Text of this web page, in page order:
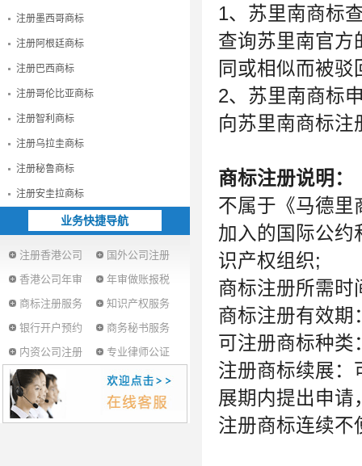
注册墨西哥商标
注册阿根廷商标
注册巴西商标
注册哥伦比亚商标
注册智利商标
注册乌拉圭商标
注册秘鲁商标
注册安圭拉商标
业务快捷导航
注册香港公司
国外公司注册
香港公司年审
年审做账报税
商标注册服务
知识产权服务
银行开户预约
商务秘书服务
内资公司注册
专业律师公证
1、苏里南商标
查询苏里南官方
同或相似而被驳
2、苏里南商标
向苏里南商标注
商标注册说明：
不属于《马德里
加入的国际公约
识产权组织;
商标注册所需时
商标注册有效期
可注册商标种类
注册商标续展：
展期内提出申请
注册商标连续不